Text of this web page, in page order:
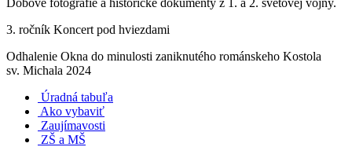
Dobové fotografie a historické dokumenty z 1. a 2. svetovej vojny.
3. ročník Koncert pod hviezdami
Odhalenie Okna do minulosti zaniknutého románskeho Kostola
sv. Michala 2024
Úradná tabuľa
Ako vybaviť
Zaujímavosti
ZŠ a MŠ